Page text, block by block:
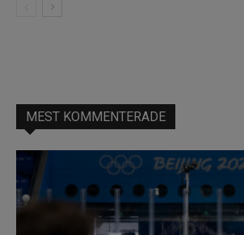
MEST KOMMENTERADE